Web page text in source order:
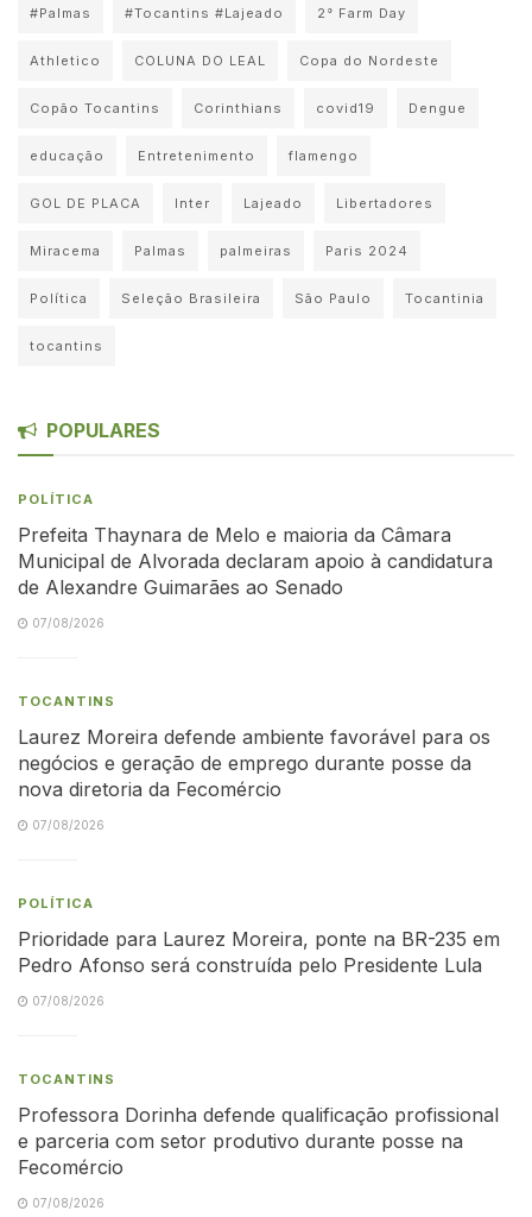
#Palmas #Tocantins #Lajeado 2° Farm Day
Athletico COLUNA DO LEAL Copa do Nordeste
Copão Tocantins Corinthians covid19 Dengue
educação Entretenimento flamengo
GOL DE PLACA Inter Lajeado Libertadores
Miracema Palmas palmeiras Paris 2024
Política Seleção Brasileira São Paulo Tocantinia
tocantins
POPULARES
POLÍTICA
Prefeita Thaynara de Melo e maioria da Câmara
Municipal de Alvorada declaram apoio à candidatura
de Alexandre Guimarães ao Senado
07/08/2026
TOCANTINS
Laurez Moreira defende ambiente favorável para os
negócios e geração de emprego durante posse da
nova diretoria da Fecomércio
07/08/2026
POLÍTICA
Prioridade para Laurez Moreira, ponte na BR-235 em
Pedro Afonso será construída pelo Presidente Lula
07/08/2026
TOCANTINS
Professora Dorinha defende qualificação profissional
e parceria com setor produtivo durante posse na
Fecomércio
07/08/2026